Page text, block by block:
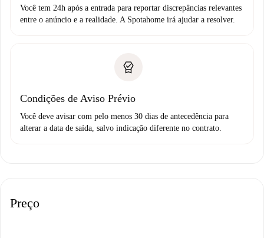
Você tem 24h após a entrada para reportar discrepâncias relevantes
entre o anúncio e a realidade. A Spotahome irá ajudar a resolver.
Condições de Aviso Prévio
Você deve avisar com pelo menos 30 dias de antecedência para
alterar a data de saída, salvo indicação diferente no contrato.
Preço